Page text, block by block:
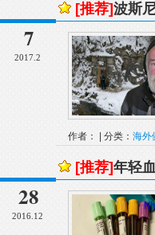
7
2017.2
[推荐]波斯
作者： | 分类： 海外
28
2016.12
[推荐]年轻